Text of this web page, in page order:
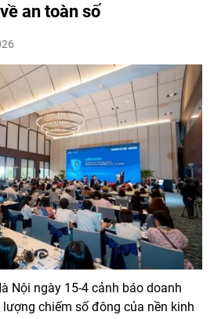
an toàn số
Nội ngày 15-4 cảnh báo doanh
chiếm số đông của nền kinh